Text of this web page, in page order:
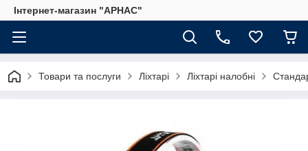
Інтернет-магазин "АРНАС"
Товари та послуги Ліхтарі Ліхтарі налобні